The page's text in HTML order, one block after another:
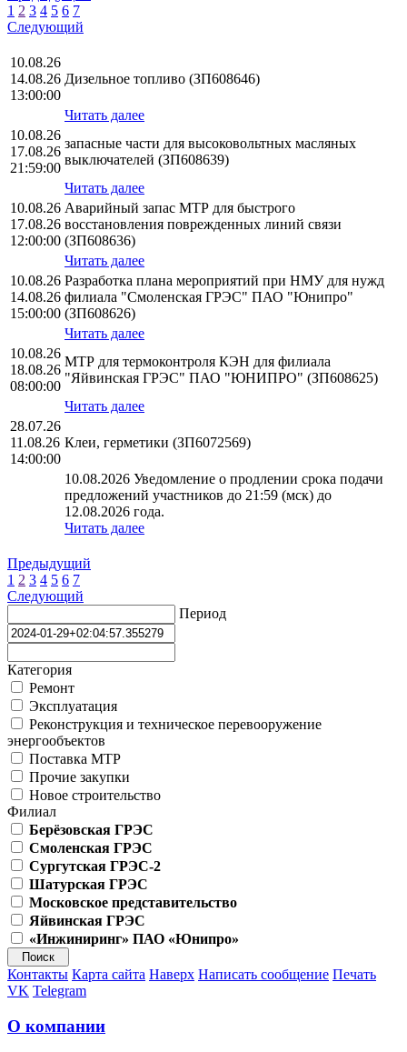
1 2 3 4 5 6 7
Следующий
10.08.26
14.08.26
13:00:00
Дизельное топливо (ЗП608646)
Читать далее
10.08.26
17.08.26
21:59:00
запасные части для высоковольтных масляных
выключателей (ЗП608639)
Читать далее
10.08.26
17.08.26
12:00:00
Аварийный запас МТР для быстрого
восстановления поврежденных линий связи
(ЗП608636)
Читать далее
10.08.26
14.08.26
15:00:00
Разработка плана мероприятий при НМУ для нужд
филиала "Смоленская ГРЭС" ПАО "Юнипро"
(ЗП608626)
Читать далее
10.08.26
18.08.26
08:00:00
МТР для термоконтроля КЭН для филиала
"Яйвинская ГРЭС" ПАО "ЮНИПРО" (ЗП608625)
Читать далее
28.07.26
11.08.26
14:00:00
Клеи, герметики (ЗП6072569)
10.08.2026 Уведомление о продлении срока подачи
предложений участников до 21:59 (мск) до
12.08.2026 года.
Читать далее
Предыдущий
1 2 3 4 5 6 7
Следующий
Период
Категория
Ремонт
Эксплуатация
Реконструкция и техническое перевооружение
энергообъектов
Поставка МТР
Прочие закупки
Новое строительство
Филиал
Берёзовская ГРЭС
Смоленская ГРЭС
Сургутская ГРЭС-2
Шатурская ГРЭС
Московское представительство
Яйвинская ГРЭС
«Инжиниринг» ПАО «Юнипро»
Контакты Карта сайта Наверх Написать сообщение Печать
VK Telegram
О компании